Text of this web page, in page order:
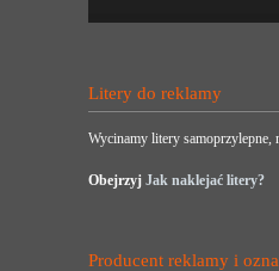
Litery do reklamy
Wycinamy litery samoprzylepne,
Obejrzyj Jak naklejać litery?
Producent reklamy i